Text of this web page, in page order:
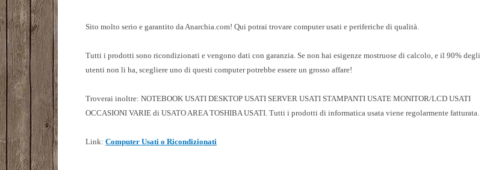
Sito molto serio e garantito da Anarchia.com! Qui potrai trovare computer usati e periferiche di qualità.
Tutti i prodotti sono ricondizionati e vengono dati con garanzia. Se non hai esigenze mostruose di calcolo, e il 90% degli
utenti non li ha, scegliere uno di questi computer potrebbe essere un grosso affare!
Troverai inoltre: NOTEBOOK USATI DESKTOP USATI SERVER USATI STAMPANTI USATE MONITOR/LCD USATI
OCCASIONI VARIE di USATO AREA TOSHIBA USATI. Tutti i prodotti di informatica usata viene regolarmente fatturata.
Link:Computer Usati o Ricondizionati